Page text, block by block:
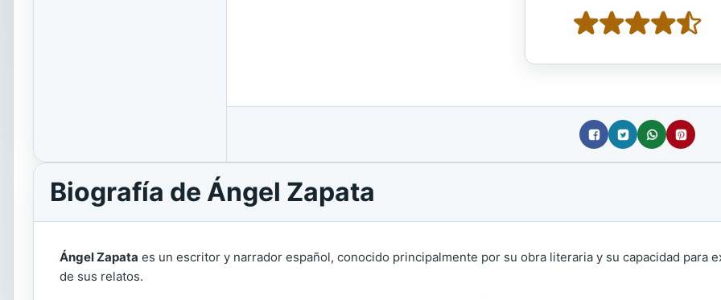
Biografía de Ángel Zapata
Ángel Zapata es un escritor y narrador español, conocido principalmente por su obra literaria y su capacidad para
de sus relatos.